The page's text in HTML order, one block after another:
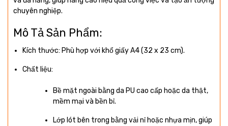
chuyên nghiệp.
Mô Tả Sản Phẩm:
Kích thước: Phù hợp với khổ giấy A4 (32 x 23 cm).
Chất liệu:
Bề mặt ngoài bằng da PU cao cấp hoặc da thật,
mềm mại và bền bỉ.
Lớp lót bên trong bằng vải nỉ hoặc nhựa mịn, giúp